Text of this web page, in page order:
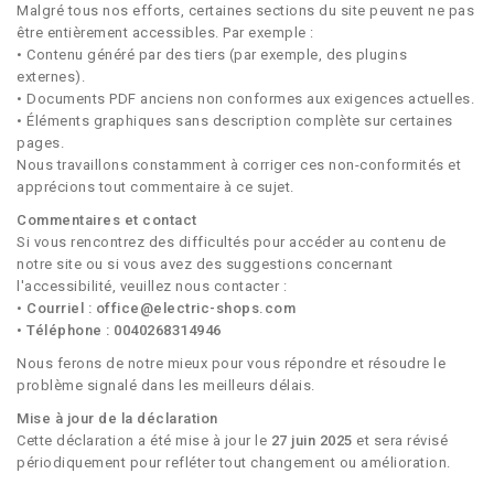
Malgré tous nos efforts, certaines sections du site peuvent ne pas
être entièrement accessibles. Par exemple :
• Contenu généré par des tiers (par exemple, des plugins
externes).
• Documents PDF anciens non conformes aux exigences actuelles.
• Éléments graphiques sans description complète sur certaines
pages.
Nous travaillons constamment à corriger ces non-conformités et
apprécions tout commentaire à ce sujet.
Commentaires et contact
Si vous rencontrez des difficultés pour accéder au contenu de
notre site ou si vous avez des suggestions concernant
l'accessibilité, veuillez nous contacter :
• Courriel : office@electric-shops.com
• Téléphone : 0040268314946
Nous ferons de notre mieux pour vous répondre et résoudre le
problème signalé dans les meilleurs délais.
Mise à jour de la déclaration
Cette déclaration a été mise à jour le 27 juin 2025 et sera révisé
périodiquement pour refléter tout changement ou amélioration.